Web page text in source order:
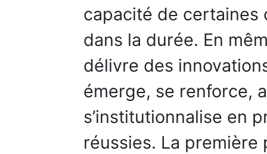
capacité de certaines
dans la durée. En
délivre des
émerge, se renforce,
s’institutionnalise en
réussies. La première